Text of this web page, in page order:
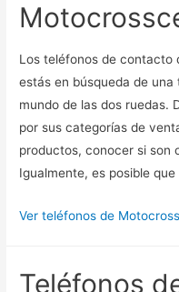
Los teléfonos de contacto
estás en búsqueda de
mundo de las dos ruedas.
por sus categorías de
productos, conocer si son
Igualmente, es posible
Ver teléfonos de
Teléfonos